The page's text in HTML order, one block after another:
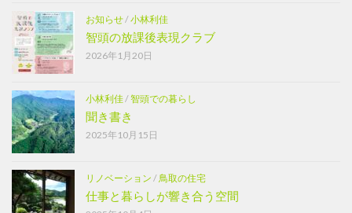
お知らせ/小林利佳
智頭の放課後表現クラブ
2026年1月20日
小林利佳/智頭での暮らし
聞き書き
2025年10月15日
リノベーション /鳥取の住宅
仕事と暮らしが響き合う空間